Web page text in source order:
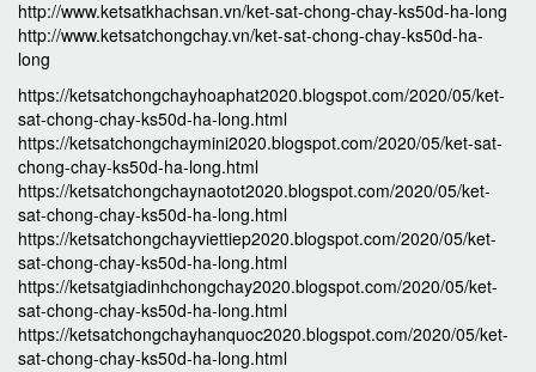
http://www.ketsatkhachsan.vn/ket-sat-chong-chay-ks50d-ha-long
http://www.ketsatchongchay.vn/ket-sat-chong-chay-ks50d-ha-
long
https://ketsatchongchayhoaphat2020.blogspot.com/2020/05/ket-
sat-chong-chay-ks50d-ha-long.html
https://ketsatchongchaymini2020.blogspot.com/2020/05/ket-sat-
chong-chay-ks50d-ha-long.html
https://ketsatchongchaynaotot2020.blogspot.com/2020/05/ket-
sat-chong-chay-ks50d-ha-long.html
https://ketsatchongchayviettiep2020.blogspot.com/2020/05/ket-
sat-chong-chay-ks50d-ha-long.html
https://ketsatgiadinhchongchay2020.blogspot.com/2020/05/ket-
sat-chong-chay-ks50d-ha-long.html
https://ketsatchongchayhanquoc2020.blogspot.com/2020/05/ket-
sat-chong-chay-ks50d-ha-long.html